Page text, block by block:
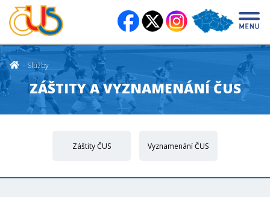
Služby
ZÁŠTITY A VYZNAMENÁNÍ ČUS
Záštity ČUS Vyznamenání ČUS